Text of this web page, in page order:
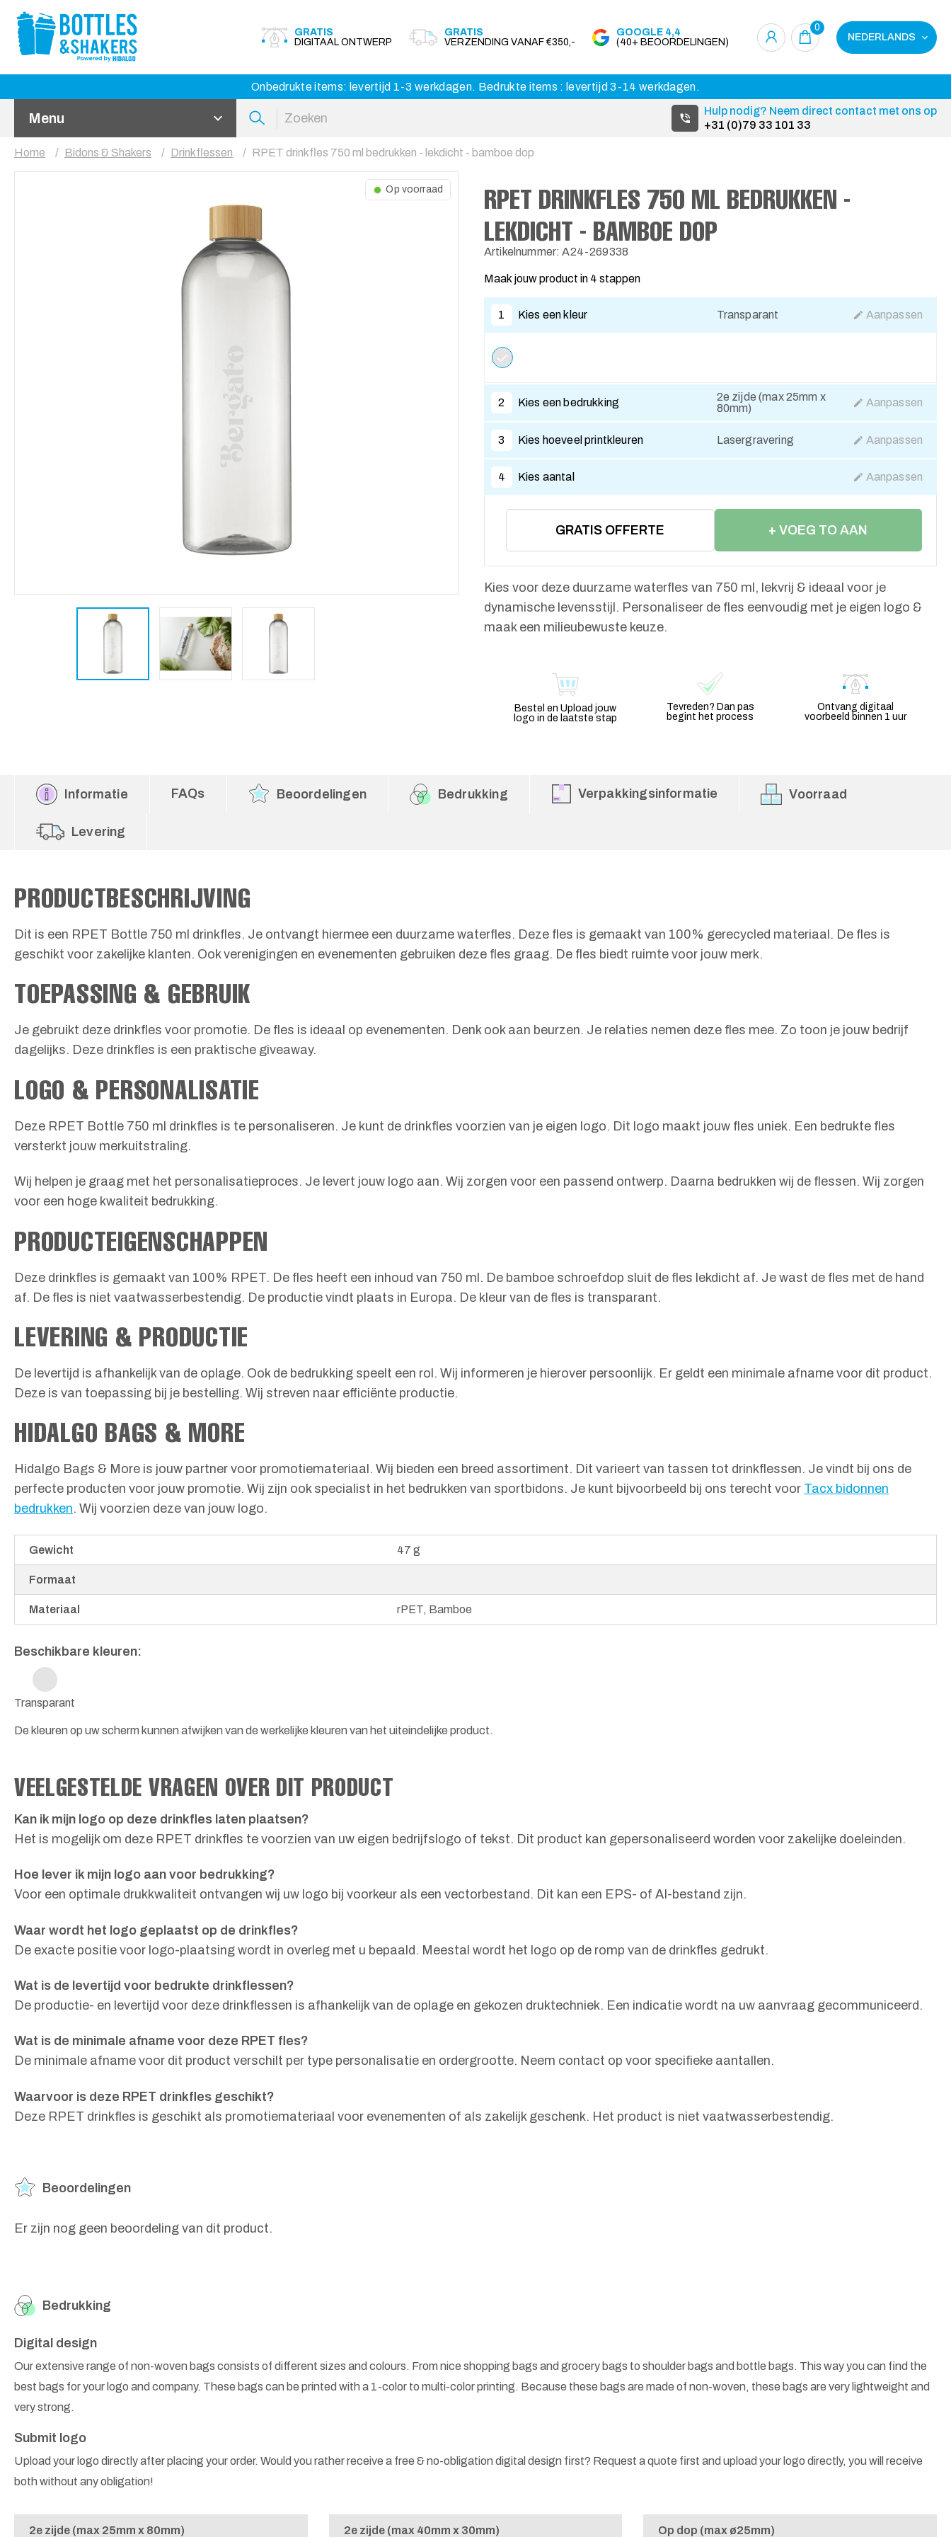
GRATIS
DIGITAAL ONTWERP
GRATIS
VERZENDING VANAF €350,-
GOOGLE 4,4
(40+ BEOORDELINGEN)
0
NEDERLANDS
Onbedrukte items: levertijd 1-3 werkdagen. Bedrukte items : levertijd 3-14 werkdagen.
Menu
Hulp nodig? Neem direct contact met ons op
+31 (0)79 33 101 33
Home Bidons & Shakers Drinkflessen RPET drinkfles 750 ml bedrukken - lekdicht - bamboe dop
Op voorraad
RPET DRINKFLES 750 ML BEDRUKKEN -
LEKDICHT - BAMBOE DOP
Artikelnummer: A24-269338
Maak jouw product in 4 stappen
1 Kies een kleur Transparant Aanpassen
2 Kies een bedrukking
2e zijde (max 25mm x
80mm)
Aanpassen
3 Kies hoeveel printkleuren Lasergravering Aanpassen
4 Kies aantal Aanpassen
GRATIS OFFERTE + VOEG TO AAN
Kies voor deze duurzame waterfles van 750 ml, lekvrij & ideaal voor je
dynamische levensstijl. Personaliseer de fles eenvoudig met je eigen logo &
maak een milieubewuste keuze.
Bestel en Upload jouw
logo in de laatste stap
Tevreden? Dan pas
begint het process
Ontvang digitaal
voorbeeld binnen 1 uur
Informatie FAQs Beoordelingen Bedrukking Verpakkingsinformatie Voorraad
Levering
PRODUCTBESCHRIJVING
Dit is een RPET Bottle 750 ml drinkfles. Je ontvangt hiermee een duurzame waterfles. Deze fles is gemaakt van 100% gerecycled materiaal. De fles is
geschikt voor zakelijke klanten. Ook verenigingen en evenementen gebruiken deze fles graag. De fles biedt ruimte voor jouw merk.
TOEPASSING & GEBRUIK
Je gebruikt deze drinkfles voor promotie. De fles is ideaal op evenementen. Denk ook aan beurzen. Je relaties nemen deze fles mee. Zo toon je jouw bedrijf
dagelijks. Deze drinkfles is een praktische giveaway.
LOGO & PERSONALISATIE
Deze RPET Bottle 750 ml drinkfles is te personaliseren. Je kunt de drinkfles voorzien van je eigen logo. Dit logo maakt jouw fles uniek. Een bedrukte fles
versterkt jouw merkuitstraling.
Wij helpen je graag met het personalisatieproces. Je levert jouw logo aan. Wij zorgen voor een passend ontwerp. Daarna bedrukken wij de flessen. Wij zorgen
voor een hoge kwaliteit bedrukking.
PRODUCTEIGENSCHAPPEN
Deze drinkfles is gemaakt van 100% RPET. De fles heeft een inhoud van 750 ml. De bamboe schroefdop sluit de fles lekdicht af. Je wast de fles met de hand
af. De fles is niet vaatwasserbestendig. De productie vindt plaats in Europa. De kleur van de fles is transparant.
LEVERING & PRODUCTIE
De levertijd is afhankelijk van de oplage. Ook de bedrukking speelt een rol. Wij informeren je hierover persoonlijk. Er geldt een minimale afname voor dit product.
Deze is van toepassing bij je bestelling. Wij streven naar efficiënte productie.
HIDALGO BAGS & MORE
Hidalgo Bags & More is jouw partner voor promotiemateriaal. Wij bieden een breed assortiment. Dit varieert van tassen tot drinkflessen. Je vindt bij ons de
perfecte producten voor jouw promotie. Wij zijn ook specialist in het bedrukken van sportbidons. Je kunt bijvoorbeeld bij ons terecht voor Tacx bidonnen
bedrukken. Wij voorzien deze van jouw logo.
Gewicht 47 g
Formaat
Materiaal rPET, Bamboe
Beschikbare kleuren:
Transparant
De kleuren op uw scherm kunnen afwijken van de werkelijke kleuren van het uiteindelijke product.
VEELGESTELDE VRAGEN OVER DIT PRODUCT
Kan ik mijn logo op deze drinkfles laten plaatsen?
Het is mogelijk om deze RPET drinkfles te voorzien van uw eigen bedrijfslogo of tekst. Dit product kan gepersonaliseerd worden voor zakelijke doeleinden.
Hoe lever ik mijn logo aan voor bedrukking?
Voor een optimale drukkwaliteit ontvangen wij uw logo bij voorkeur als een vectorbestand. Dit kan een EPS- of AI-bestand zijn.
Waar wordt het logo geplaatst op de drinkfles?
De exacte positie voor logo-plaatsing wordt in overleg met u bepaald. Meestal wordt het logo op de romp van de drinkfles gedrukt.
Wat is de levertijd voor bedrukte drinkflessen?
De productie- en levertijd voor deze drinkflessen is afhankelijk van de oplage en gekozen druktechniek. Een indicatie wordt na uw aanvraag gecommuniceerd.
Wat is de minimale afname voor deze RPET fles?
De minimale afname voor dit product verschilt per type personalisatie en ordergrootte. Neem contact op voor specifieke aantallen.
Waarvoor is deze RPET drinkfles geschikt?
Deze RPET drinkfles is geschikt als promotiemateriaal voor evenementen of als zakelijk geschenk. Het product is niet vaatwasserbestendig.
Beoordelingen
Er zijn nog geen beoordeling van dit product.
Bedrukking
Digital design
Our extensive range of non-woven bags consists of different sizes and colours. From nice shopping bags and grocery bags to shoulder bags and bottle bags. This way you can find the
best bags for your logo and company. These bags can be printed with a 1-color to multi-color printing. Because these bags are made of non-woven, these bags are very lightweight and
very strong.
Submit logo
Upload your logo directly after placing your order. Would you rather receive a free & no-obligation digital design first? Request a quote first and upload your logo directly, you will receive
both without any obligation!
2e zijde (max 25mm x 80mm) 2e zijde (max 40mm x 30mm) Op dop (max ø25mm)